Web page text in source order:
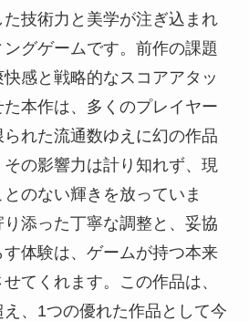
技術力と美学が注ぎ込まれ
グゲームです。前作の課題
感と戦略的なスコアアタッ
本作は、多くのプレイヤー
れた流通数ゆえに幻の作品
の影響力は計り知れず、現
のない輝きを放っていま
添った丁寧な調整と、妥協
体験は、ゲームが持つ本来
てくれます。この作品は、
、1つの優れた作品として今